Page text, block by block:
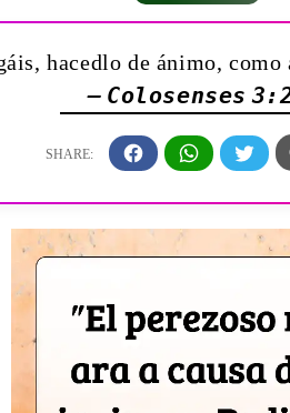
hacedlo de ánimo,
— Colosenses